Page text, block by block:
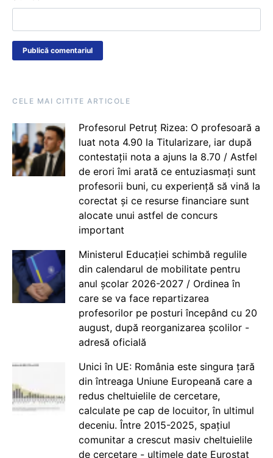
CELE MAI CITITE ARTICOLE
Profesorul Petruț Rizea: O profesoară a
luat nota 4.90 la Titularizare, iar după
contestații nota a ajuns la 8.70 / Astfel
de erori îmi arată ce entuziasmați sunt
profesorii buni, cu experiență să vină la
corectat și ce resurse financiare sunt
alocate unui astfel de concurs
important
Ministerul Educației schimbă regulile
din calendarul de mobilitate pentru
anul școlar 2026-2027 / Ordinea în
care se va face repartizarea
profesorilor pe posturi începând cu 20
august, după reorganizarea școlilor -
adresă oficială
Unici în UE: România este singura țară
din întreaga Uniune Europeană care a
redus cheltuielile de cercetare,
calculate pe cap de locuitor, în ultimul
deceniu. Între 2015-2025, spațiul
comunitar a crescut masiv cheltuielile
de cercetare - ultimele date Eurostat